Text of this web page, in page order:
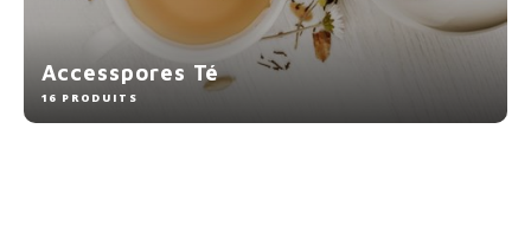
Accesspores Té
16 PRODUITS